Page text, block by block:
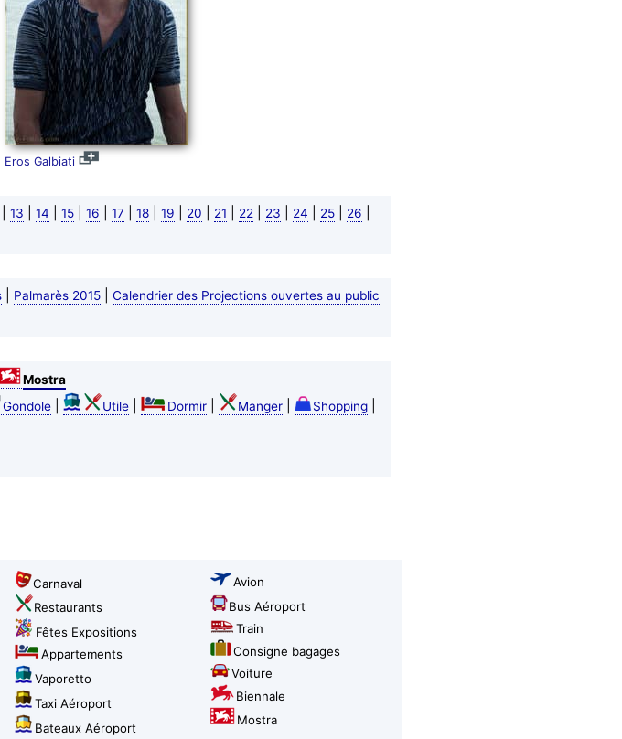
Eros Galbiati
13 14 15| 16 17 18| 19 20 21 22 23 24 25| 26
| Palmarès 2015| Calendrier des Projections ouvertes au public
Mostra
Gondole| Utile| Dormir| Manger| Shopping|
Carnaval
Restaurants
Fêtes Expositions
Appartements
Vaporetto
Taxi Aéroport
Bateaux Aéroport
Avion
Bus Aéroport
Train
Consigne bagages
Voiture
Biennale
Mostra